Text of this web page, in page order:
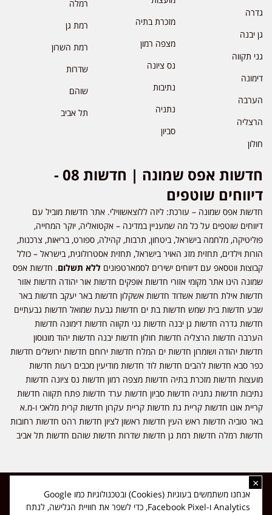
גדרה
גן יבנה
גני תקווה
דימונה
הערבה
הרצליה
חולון
מזכרת בתיה
מצפה רמון
נס ציונה
נתיבות
נתניה
סביון
רמלה
רמת גן
רמת השרון
שדרות
שוהם
תל אביב
חדשות אפס שמונה | חדשות 08 -
דיווחים שוטפים
חדשות אפס שמונה – עורכת: ליזה ללוצאשווילי. אתר חדשות מוביל עם
דיווחים שוטפים על כל מה שמעניין במדינה – אקטואליה, יוקר המחייה,
פוליטיקה, מלחמה בישראל, ביטחון, תרבות, קהילה, ספורט, בריאות, צרכנות,
הורות וילדים, תחזית מזג האויר בישראל, תחזית אסטרולוגית, בישראל – כולל
קבוצות ווטסאפ עם דיווחים ישירים לסמארטפונים ללא תשלום. חדשות אפס
שמונה הינו אתר מקומי אזורי חדשות אופקים חדשות אור יהודה חדשות אזור
חדשות אילת חדשות אשדוד חדשות אשקלון חדשות באר יעקב חדשות באר
שבע חדשות בית שמש חדשות בת ים חדשות גבעת שמואל חדשות גבעתיים
חדשות גדרה חדשות גן יבנה חדשות גני תקווה חדשות דימונה חדשות
הערבה חדשות הרצליה חדשות חולון חדשות יבנה חדשות יהוד מונוסון
חדשות יהודה ושומרון חדשות ים המלח חדשות ירוחם חדשות ירושלים חדשות
כפר סבא חדשות להבים חדשות לוד חדשות מודיעין מכבים רעות חדשות
מועצות חדשות מזכרת בתיה חדשות מצפה רמון חדשות נס ציונה חדשות
נתיבות חדשות נתניה חדשות סביון חדשות ערד חדשות פתח תקווה חדשות
קריית אונו חדשות קריית גת חדשות קריית עקרון חדשות קרית מלאכי ו-מ.א
באר טוביה חדשות ראש העין חדשות ראשון לציון חדשות רהט חדשות רחובות
חדשות רמלה חדשות רמת גן חדשות שדרות חדשות שוהם חדשות תל אביב
כל הזכויות שמורות ל-ליזה ללוצאשווילי - חדשות אפס שמונה - דיווחים בזמן
אמת, נוסד בשנת 2019 | טל' לפרסומים 054-9759222 מייל מערכת
news08.net@gmail.com
×
אנחנו משתמשים בעוגיות (Cookies) ובטכנולוגיות כמו Google
Analytics ו-Facebook Pixel, כדי לשפר את חוויית הגלישה, לנתח